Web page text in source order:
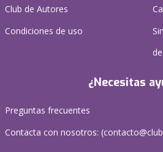
Club de Autores
Condiciones de uso
¿Necesitas
Preguntas frecuentes
Contacta con nosotros: (